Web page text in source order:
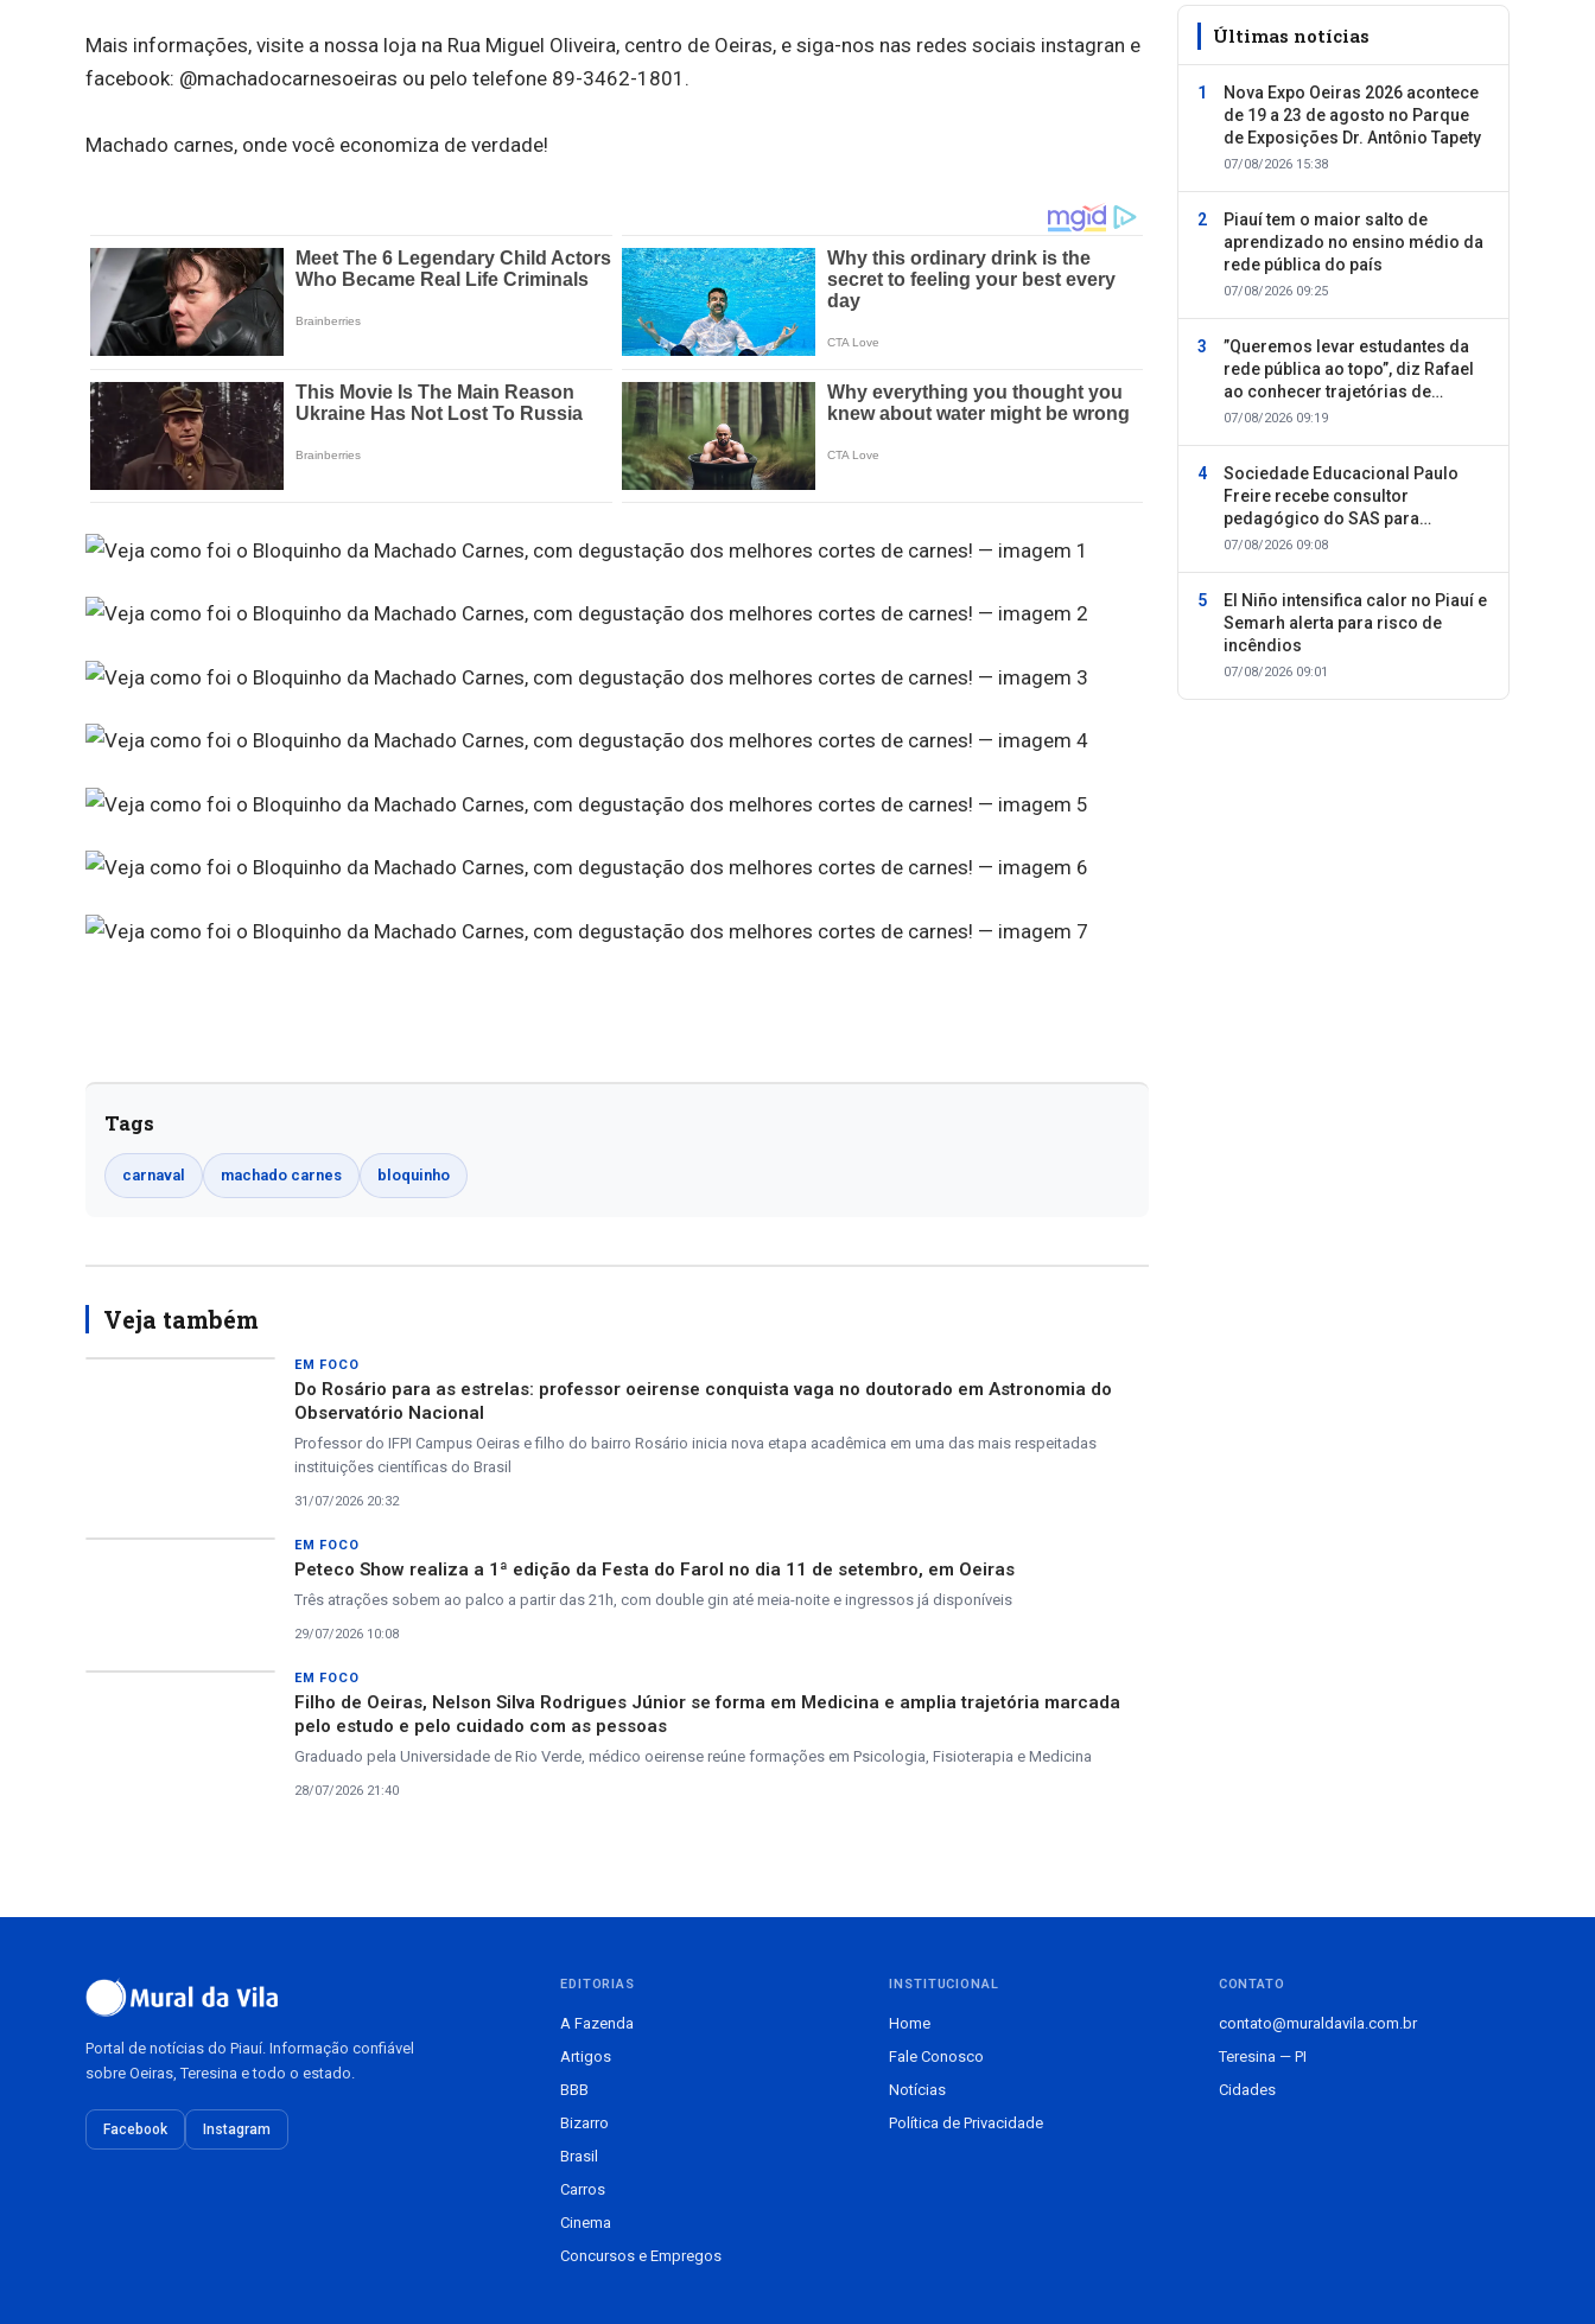
Mais informações, visite a nossa loja na Rua Miguel Oliveira, centro de Oeiras, e siga-nos nas redes sociais instagran e
facebook: @machadocarnesoeiras ou pelo telefone 89-3462-1801.
Machado carnes, onde você economiza de verdade!
Tags
carnaval machado carnes bloquinho
Veja também
EM FOCO
Do Rosário para as estrelas: professor oeirense conquista vaga no doutorado em Astronomia do
Observatório Nacional
Professor do IFPI Campus Oeiras e filho do bairro Rosário inicia nova etapa acadêmica em uma das mais respeitadas
instituições científicas do Brasil
31/07/2026 20:32
EM FOCO
Peteco Show realiza a 1ª edição da Festa do Farol no dia 11 de setembro, em Oeiras
Três atrações sobem ao palco a partir das 21h, com double gin até meia-noite e ingressos já disponíveis
29/07/2026 10:08
EM FOCO
Filho de Oeiras, Nelson Silva Rodrigues Júnior se forma em Medicina e amplia trajetória marcada
pelo estudo e pelo cuidado com as pessoas
Graduado pela Universidade de Rio Verde, médico oeirense reúne formações em Psicologia, Fisioterapia e Medicina
28/07/2026 21:40
Últimas notícias
Nova Expo Oeiras 2026 acontece
de 19 a 23 de agosto no Parque
de Exposições Dr. Antônio Tapety
07/08/2026 15:38
Piauí tem o maior salto de
aprendizado no ensino médio da
rede pública do país
07/08/2026 09:25
”Queremos levar estudantes da
rede pública ao topo”, diz Rafael
ao conhecer trajetórias de
sucesso
07/08/2026 09:19
Sociedade Educacional Paulo
Freire recebe consultor
pedagógico do SAS para
planejamento do segundo
07/08/2026 09:08
El Niño intensifica calor no Piauí e
Semarh alerta para risco de
incêndios
07/08/2026 09:01
Portal de notícias do Piauí. Informação confiável
sobre Oeiras, Teresina e todo o estado.
Facebook Instagram
EDITORIAS
A Fazenda
Artigos
BBB
Bizarro
Brasil
Carros
Cinema
Concursos e Empregos
INSTITUCIONAL
Home
Fale Conosco
Notícias
Política de Privacidade
CONTATO
contato@muraldavila.com.br
Teresina — PI
Cidades